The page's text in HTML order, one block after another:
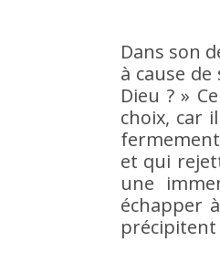
Dans son
à cause
Dieu ? »
choix, car
et qui
une
échapper
précipitent